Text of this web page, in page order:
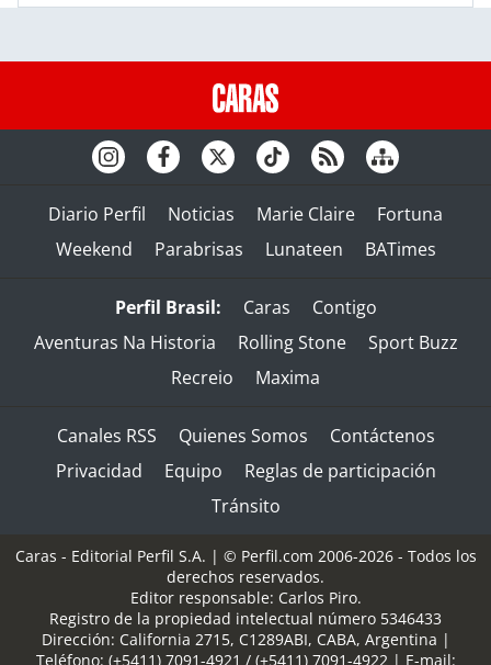
Diario Perfil Noticias Marie Claire
Fortuna
Weekend
Parabrisas Lunateen BATimes
Perfil Brasil: Caras
Contigo
Aventuras Na Historia
Rolling Stone
Sport Buzz
Recreio
Maxima
Canales RSS Quienes Somos
Contáctenos
Privacidad
Equipo
Reglas de participación
Tránsito
Caras - Editorial Perfil S.A. | © Perfil.com 2006-2026 - Todos los
derechos reservados.
Editor responsable: Carlos Piro.
Registro de la propiedad intelectual número 5346433
Dirección: California 2715, C1289ABI, CABA, Argentina |
Teléfono: (+5411) 7091-4921 / (+5411) 7091-4922 | E-mail: